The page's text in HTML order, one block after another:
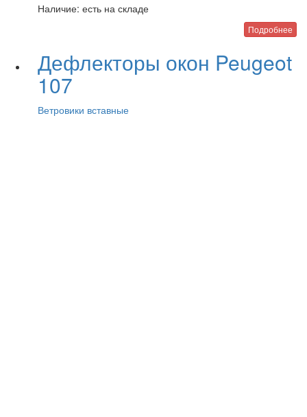
Наличие: есть на складе
Подробнее
Дефлекторы окон Peugeot
107
Ветровики вставные